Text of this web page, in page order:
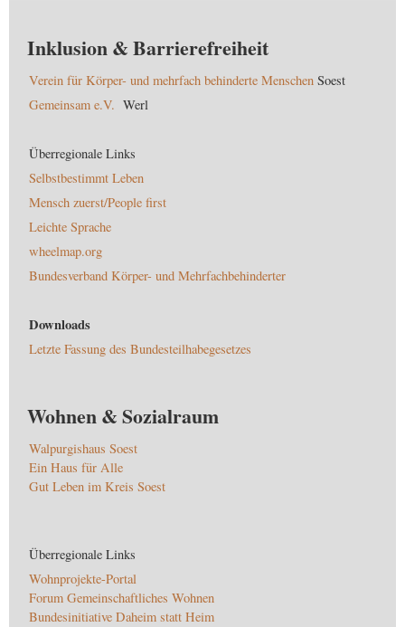
Inklusion & Barrierefreiheit
Verein für Körper- und mehrfach behinderte Menschen Soest
Gemeinsam e.V. Werl
Überregionale Links
Selbstbestimmt Leben
Mensch zuerst/People first
Leichte Sprache
wheelmap.org
Bundesverband Körper- und Mehrfachbehinderter
Downloads
Letzte Fassung des Bundesteilhabegesetzes
Wohnen & Sozialraum
Walpurgishaus Soest
Ein Haus für Alle
Gut Leben im Kreis Soest
Überregionale Links
Wohnprojekte-Portal
Forum Gemeinschaftliches Wohnen
Bundesinitiative Daheim statt Heim